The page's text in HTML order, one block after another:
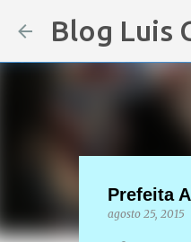
Blog Luis
Prefeita
agosto 25, 2015